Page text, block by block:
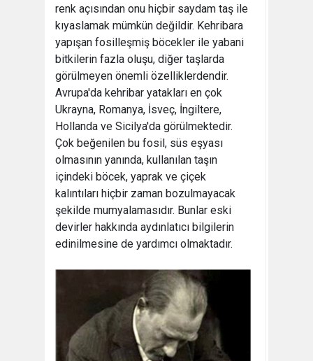
renk açısından onu hiçbir saydam taş ile
kıyaslamak mümkün değildir. Kehribara
yapışan fosilleşmiş böcekler ile yabani
bitkilerin fazla oluşu, diğer taşlarda
görülmeyen önemli özelliklerdendir.
Avrupa'da kehribar yatakları en çok
Ukrayna, Romanya, İsveç, İngiltere,
Hollanda ve Sicilya'da görülmektedir.
Çok beğenilen bu fosil, süs eşyası
olmasının yanında, kullanılan taşın
içindeki böcek, yaprak ve çiçek
kalıntıları hiçbir zaman bozulmayacak
şekilde mumyalamasıdır. Bunlar eski
devirler hakkında aydınlatıcı bilgilerin
edinilmesine de yardımcı olmaktadır.